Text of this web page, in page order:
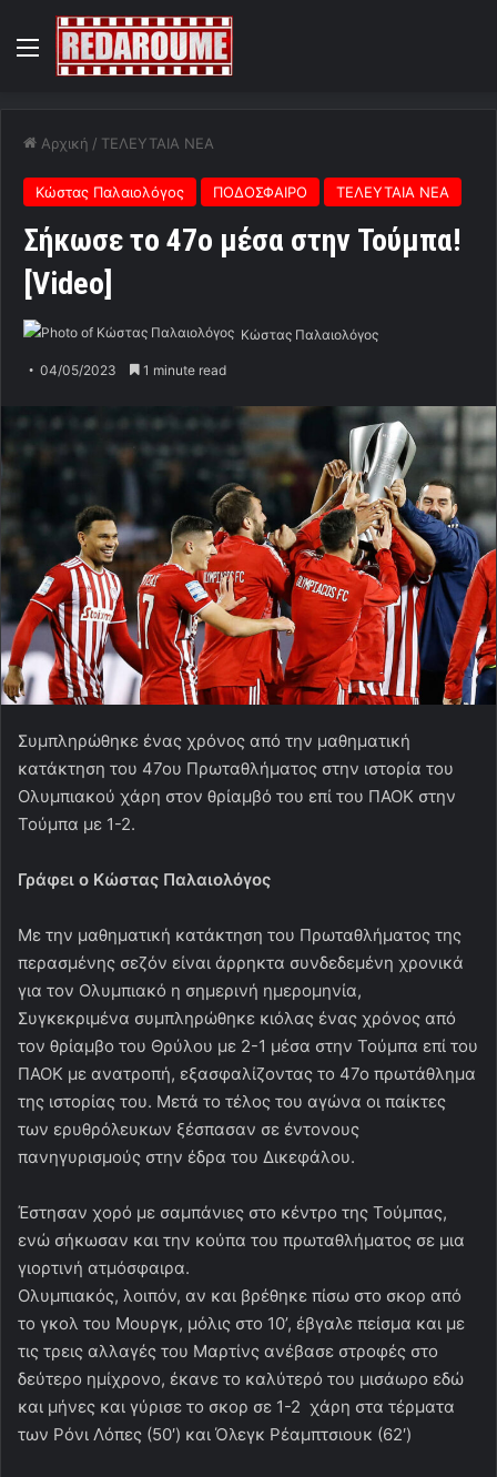
Menu
Αρχική / ΤΕΛΕΥΤΑΙΑ ΝΕΑ
Κώστας Παλαιολόγος ΠΟΔΟΣΦΑΙΡΟ ΤΕΛΕΥΤΑΙΑ ΝΕΑ
Σήκωσε το 47ο μέσα στην Τούμπα!
[Video]
Κώστας Παλαιολόγος
04/05/2023 1 minute read
Συμπληρώθηκε ένας χρόνος από την μαθηματική
κατάκτηση του 47ου Πρωταθλήματος στην ιστορία του
Ολυμπιακού χάρη στον θρίαμβό του επί του ΠΑΟΚ στην
Τούμπα με 1-2.
Γράφει ο Κώστας Παλαιολόγος
Με την μαθηματική κατάκτηση του Πρωταθλήματος της
περασμένης σεζόν είναι άρρηκτα συνδεδεμένη χρονικά
για τον Ολυμπιακό η σημερινή ημερομηνία,
Συγκεκριμένα συμπληρώθηκε κιόλας ένας χρόνος από
τον θρίαμβο του Θρύλου με 2-1 μέσα στην Τούμπα επί του
ΠΑΟΚ με ανατροπή, εξασφαλίζοντας το 47ο πρωτάθλημα
της ιστορίας του. Μετά το τέλος του αγώνα οι παίκτες
των ερυθρόλευκων ξέσπασαν σε έντονους
πανηγυρισμούς στην έδρα του Δικεφάλου.
Έστησαν χορό με σαμπάνιες στο κέντρο της Τούμπας,
ενώ σήκωσαν και την κούπα του πρωταθλήματος σε μια
γιορτινή ατμόσφαιρα.
Ολυμπιακός, λοιπόν, αν και βρέθηκε πίσω στο σκορ από
το γκολ του Μουργκ, μόλις στο 10’, έβγαλε πείσμα και με
τις τρεις αλλαγές του Μαρτίνς ανέβασε στροφές στο
δεύτερο ημίχρονο, έκανε το καλύτερό του μισάωρο εδώ
και μήνες και γύρισε το σκορ σε 1-2 χάρη στα τέρματα
των Ρόνι Λόπες (50′) και Όλεγκ Ρέαμπτσιουκ (62′)